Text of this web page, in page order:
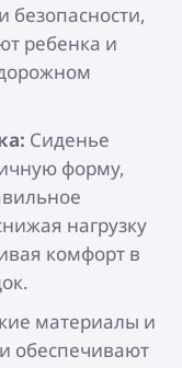
безопасности,
ребенка и
Сиденье
форму,
нагрузку
комфорт в
материалы и
обеспечивают